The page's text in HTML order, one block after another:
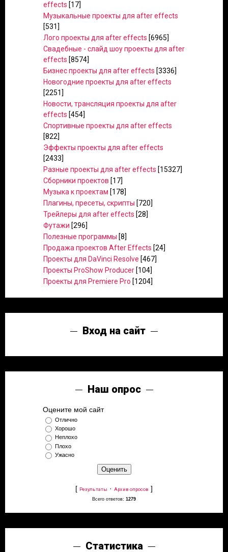
effects [17]
Музыкальные проекты для after effects
[531]
Лого проекты для after effects [6965]
Свадебные - слайд шоу проекты для after
effects [8574]
Бизнес проекты для after effects [3336]
Новогодние проекты для after effects
[2251]
Новости, трансляция проекты для after
effects [454]
Спортивные проекты для after effects
[822]
Эффекты проекты для after effects
[2433]
Разные проекты для after effects [15327]
Сборники проектов [17]
Музыка к проектам [178]
Плагины, пресеты, скрипты [720]
Трейлеры для after effects [28]
Футажи [296]
Полезные программы [8]
Продажа проектов After Effects [24]
Проекты для DaVinci Resolve [467]
Проекты ProShow Producer [104]
Проекты для Premiere Pro [1204]
Вход на сайт
Наш опрос
Оцените мой сайт
Отлично
Хорошо
Неплохо
Плохо
Ужасно
[ Результаты · Архив опросов ]
Всего ответов: 1279
Статистика